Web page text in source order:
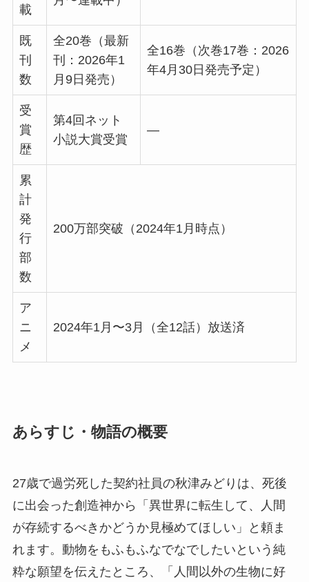
載
既
刊
数
全20巻（最新
刊：2026年1
月9日発売）
全16巻（次巻17巻：2026
年4月30日発売予定）
受
賞
歴
第4回ネット
小説大賞受賞
—
累
計
発
行
部
数
200万部突破（2024年1月時点）
ア
ニ
メ
2024年1月〜3月（全12話）放送済
あらすじ・物語の概要
27歳で過労死した契約社員の秋津みどりは、死後
に出会った創造神から「異世界に転生して、人間
が存続するべきかどうか見極めてほしい」と頼ま
れます。動物をもふもふなでなでしたいという純
粋な願望を伝えたところ、「人間以外の生物に好